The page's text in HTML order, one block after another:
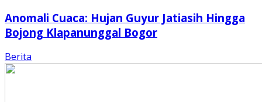
Anomali Cuaca: Hujan Guyur Jatiasih Hingga
Bojong Klapanunggal Bogor
Berita